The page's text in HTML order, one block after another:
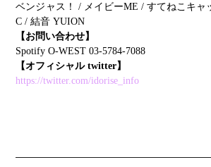
ベンジャス！ / メイビーME / すてねこキャ
C / 結音 YUION
【お問い合わせ】
Spotify O-WEST 03-5784-7088
【オフィシャル twitter】
https://twitter.com/idorise_info